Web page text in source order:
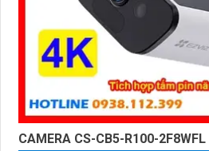
CAMERA CS-CB5-R100-2F8WFL